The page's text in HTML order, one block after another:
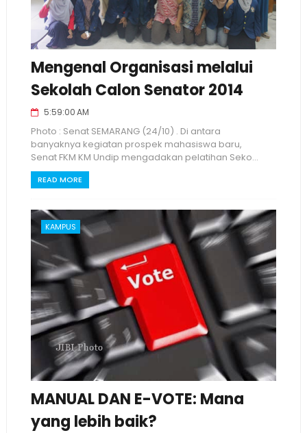
Mengenal Organisasi melalui
Sekolah Calon Senator 2014
5:59:00 AM
Photo : Senat SEMARANG (24/10) . Di antara
banyaknya kegiatan prospek mahasiswa baru,
Senat FKM KM Undip mengadakan pelatihan Seko...
READ MORE
KAMPUS
MANUAL DAN E-VOTE: Mana
yang lebih baik?